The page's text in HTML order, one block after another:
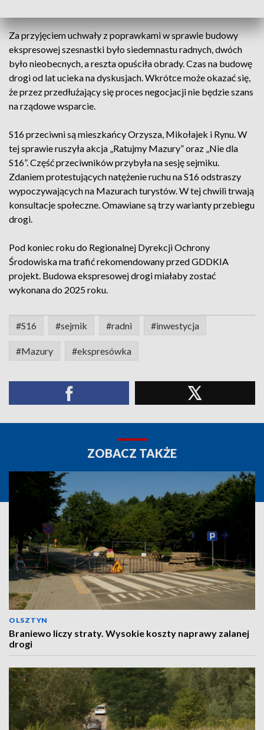
Za przyjęciem uchwały z poprawkami w sprawie budowy
ekspresowej szesnastki było siedemnastu radnych, dwóch
było nieobecnych, a reszta opuściła obrady. Czas na budowę
drogi od lat ucieka na dyskusjach. Wkrótce może okazać się,
że przez przedłużający się proces negocjacji nie będzie szans
na rządowe wsparcie.
S16 przeciwni są mieszkańcy Orzysza, Mikołajek i Rynu. W
tej sprawie ruszyła akcja „Ratujmy Mazury” oraz „Nie dla
S16”. Część przeciwników przybyła na sesję sejmiku.
Zdaniem protestujących natężenie ruchu na S16 odstraszy
wypoczywających na Mazurach turystów. W tej chwili trwają
konsultacje społeczne. Omawiane są trzy warianty przebiegu
drogi.
Pod koniec roku do Regionalnej Dyrekcji Ochrony
Środowiska ma trafić rekomendowany przed GDDKIA
projekt. Budowa ekspresowej drogi miałaby zostać
wykonana do 2025 roku.
#S16 #sejmik #radni #inwestycja
#Mazury #ekspresówka
ZOBACZ TAKŻE
OLSZTYN
Braniewo liczy straty. Wysokie koszty naprawy zalanej
drogi